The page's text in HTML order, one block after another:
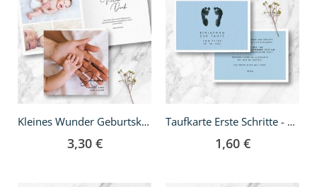
Kleines Wunder Geburtskarte - Klappkarte quadratisch
3,30 €
Taufkarte Erste Schritte - A6
1,60 €